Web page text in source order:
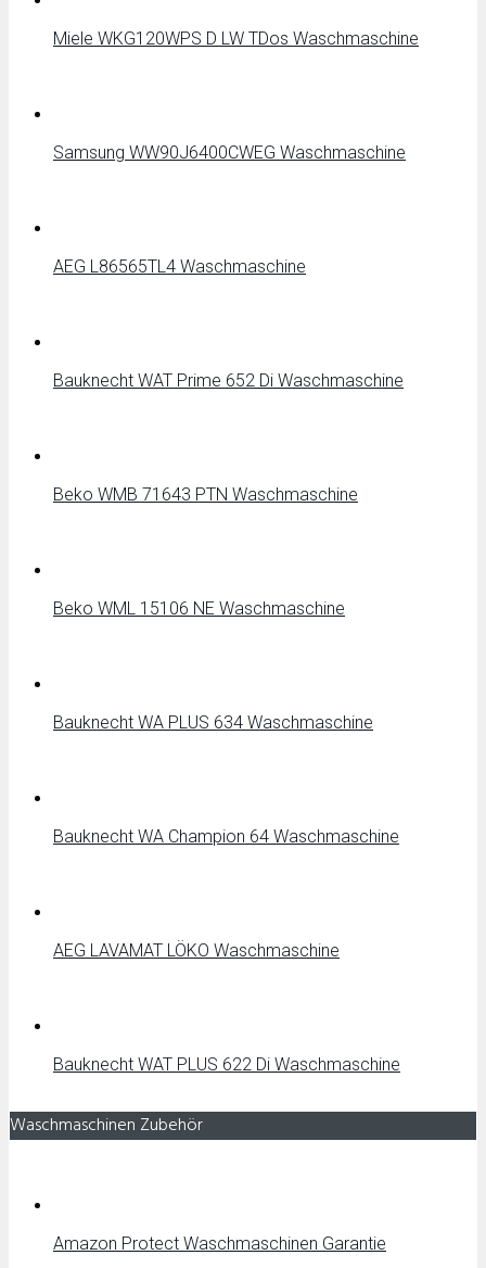
Miele WKG120WPS D LW TDos Waschmaschine
Samsung WW90J6400CWEG Waschmaschine
AEG L86565TL4 Waschmaschine
Bauknecht WAT Prime 652 Di Waschmaschine
Beko WMB 71643 PTN Waschmaschine
Beko WML 15106 NE Waschmaschine
Bauknecht WA PLUS 634 Waschmaschine
Bauknecht WA Champion 64 Waschmaschine
AEG LAVAMAT LÖKO Waschmaschine
Bauknecht WAT PLUS 622 Di Waschmaschine
Waschmaschinen Zubehör
Amazon Protect Waschmaschinen Garantie